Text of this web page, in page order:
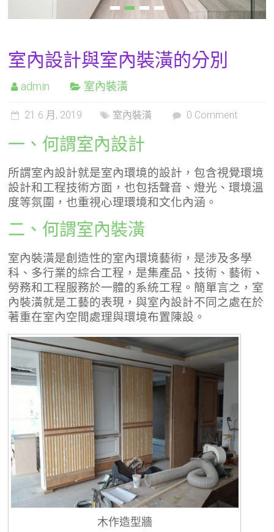
室內設計與室內裝潢的分別
admin 室內裝潢
21 6 月, 2019 室內裝潢 0 Comment
一、何謂室內設計
所謂室內設計就是室內環境的設計，包含視覺環境
設計和工程技術方面，也包括聲音、燈光、環境溫
度等氛圍，也重視心理環境和文化內涵。
二、何謂室內裝潢
室內裝潢是創造性的室內環境藝術，是涉及多學
科、多行業的綜合工程，是集產品、技術、藝術、
勞務和工程服務於一體的系統工程。簡單言之，室
內裝潢就是工藝的表現，與室內設計不同之處在於
著重在室內空間處理與環境布置陳設。
木作造型牆